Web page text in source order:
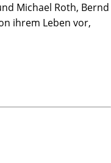
Michael Roth, Bernd
ihrem Leben vor,